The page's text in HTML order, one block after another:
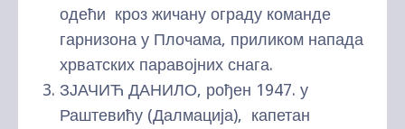
одећи кроз жичану ограду команде
гарнизона у Плочама, приликом напада
хрватских паравојних снага.
ЗЈАЧИЋ ДАНИЛО, рођен 1947. у
Раштевићу (Далмација), капетан